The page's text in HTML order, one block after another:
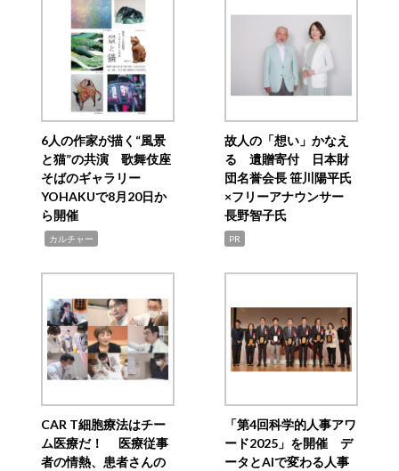
6人の作家が描く“風景
と猫”の共演 歌舞伎座
そばのギャラリー
YOHAKUで8月20日か
ら開催
カルチャー
故人の「想い」かなえ
る 遺贈寄付 日本財
団名誉会長 笹川陽平氏
×フリーアナウンサー
長野智子氏
PR
CAR T細胞療法はチー
ム医療だ！ 医療従事
者の情熱、患者さんの
「第4回科学的人事アワ
ード2025」を開催 デ
ータとAIで変わる人事